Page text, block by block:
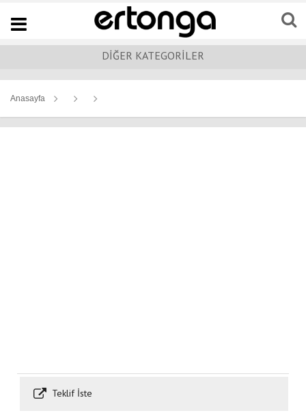
Navigation
DİĞER KATEGORİLER
Anasayfa
Teklif İste